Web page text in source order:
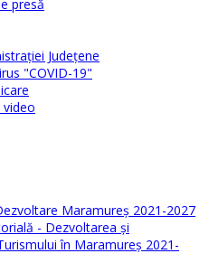
presă
Judeţene
"COVID-19"
video
Maramureș 2021-2027
- Dezvoltarea și
în Maramureș 2021-